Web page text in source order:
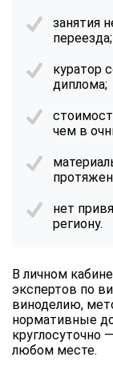
занятия
переезда;
куратор
диплома;
чем в
нет
региону.
В личном
экспертов по
виноделию,
нормативные
круглосуточно
любом месте.